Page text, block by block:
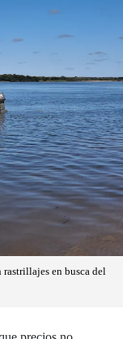
rastrillajes en busca del